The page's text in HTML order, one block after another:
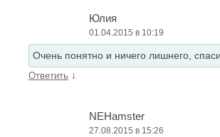
Юлия
01.04.2015 в 10:19
Очень понятно и ничего лишнего,
Ответить ↓
NEHamster
27.08.2015 в 15:26